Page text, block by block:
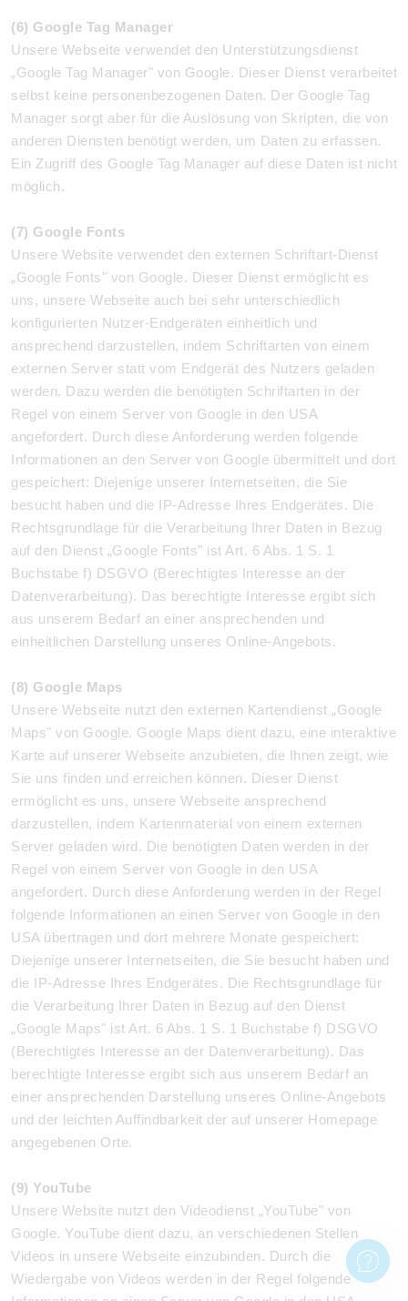
(6) Google Tag Manager
Unsere Webseite verwendet den Unterstützungsdienst
„Google Tag Manager" von Google. Dieser Dienst verarbeitet
selbst keine personenbezogenen Daten. Der Google Tag
Manager sorgt aber für die Auslösung von Skripten, die von
anderen Diensten benötigt werden, um Daten zu erfassen.
Ein Zugriff des Google Tag Manager auf diese Daten ist nicht
möglich.
(7) Google Fonts
Unsere Website verwendet den externen Schriftart-Dienst
„Google Fonts" von Google. Dieser Dienst ermöglicht es
uns, unsere Webseite auch bei sehr unterschiedlich
konfigurierten Nutzer-Endgeräten einheitlich und
ansprechend darzustellen, indem Schriftarten von einem
externen Server statt vom Endgerät des Nutzers geladen
werden. Dazu werden die benötigten Schriftarten in der
Regel von einem Server von Google in den USA
angefordert. Durch diese Anforderung werden folgende
Informationen an den Server von Google übermittelt und dort
gespeichert: Diejenige unserer Internetseiten, die Sie
besucht haben und die IP-Adresse Ihres Endgerätes. Die
Rechtsgrundlage für die Verarbeitung Ihrer Daten in Bezug
auf den Dienst „Google Fonts" ist Art. 6 Abs. 1 S. 1
Buchstabe f) DSGVO (Berechtigtes Interesse an der
Datenverarbeitung). Das berechtigte Interesse ergibt sich
aus unserem Bedarf an einer ansprechenden und
einheitlichen Darstellung unseres Online-Angebots.
(8) Google Maps
Unsere Webseite nutzt den externen Kartendienst „Google
Maps" von Google. Google Maps dient dazu, eine interaktive
Karte auf unserer Webseite anzubieten, die Ihnen zeigt, wie
Sie uns finden und erreichen können. Dieser Dienst
ermöglicht es uns, unsere Webseite ansprechend
darzustellen, indem Kartenmaterial von einem externen
Server geladen wird. Die benötigten Daten werden in der
Regel von einem Server von Google in den USA
angefordert. Durch diese Anforderung werden in der Regel
folgende Informationen an einen Server von Google in den
USA übertragen und dort mehrere Monate gespeichert:
Diejenige unserer Internetseiten, die Sie besucht haben und
die IP-Adresse Ihres Endgerätes. Die Rechtsgrundlage für
die Verarbeitung Ihrer Daten in Bezug auf den Dienst
„Google Maps" ist Art. 6 Abs. 1 S. 1 Buchstabe f) DSGVO
(Berechtigtes Interesse an der Datenverarbeitung). Das
berechtigte Interesse ergibt sich aus unserem Bedarf an
einer ansprechenden Darstellung unseres Online-Angebots
und der leichten Auffindbarkeit der auf unserer Homepage
angegebenen Orte.
(9) YouTube
Unsere Website nutzt den Videodienst „YouTube" von
Google. YouTube dient dazu, an verschiedenen Stellen
Videos in unsere Webseite einzubinden. Durch die
Wiedergabe von Videos werden in der Regel folgende